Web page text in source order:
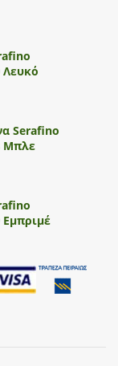
Λευκό
Serafino
Μπλε
Εμπριμέ